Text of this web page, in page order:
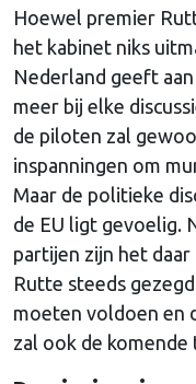
Hoewel premier
het kabinet niks
Nederland geeft
meer bij elke
de piloten zal
inspanningen om
Maar de politieke
de EU ligt gevoelig.
partijen zijn het
Rutte steeds
moeten voldoen en
zal ook de